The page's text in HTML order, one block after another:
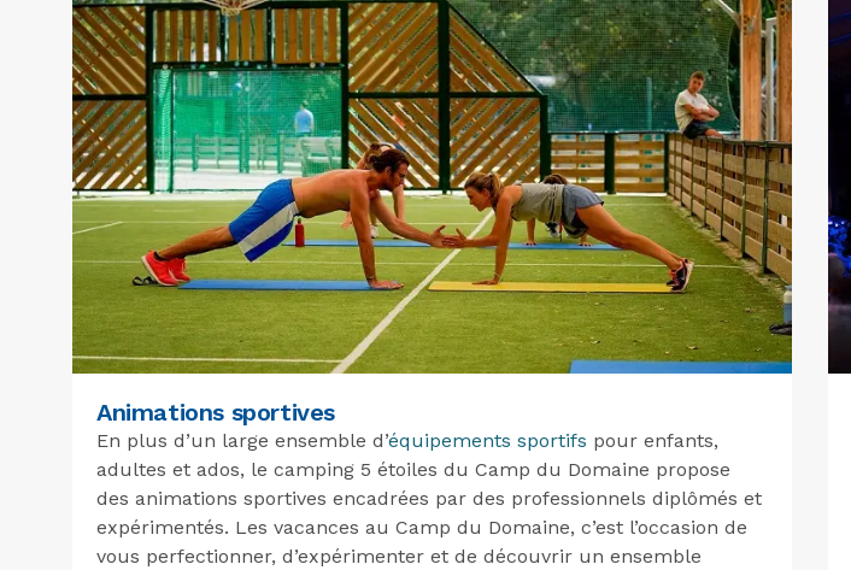
Animations sportives
En plus d’un large ensemble d’équipements sportifs pour enfants,
adultes et ados, le camping 5 étoiles du Camp du Domaine propose
des animations sportives encadrées par des professionnels diplômés et
expérimentés. Les vacances au Camp du Domaine, c’est l’occasion de
vous perfectionner, d’expérimenter et de découvrir un ensemble